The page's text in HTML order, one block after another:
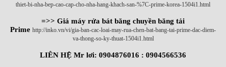
thiet-bi-nha-bep-cao-cap-cho-nha-hang-khach-san-%7C-prime-korea-1504i1.html
=>> Giá máy rửa bát băng chuyền băng tải
Prime http://inko.vn/vi/gia-ban-cac-loai-may-rua-chen-bat-bang-tai-prime-dac-diem-
va-thong-so-ky-thuat-1504i1.html
LIÊN HỆ Mr lơi: 0904876016 : 0904566536